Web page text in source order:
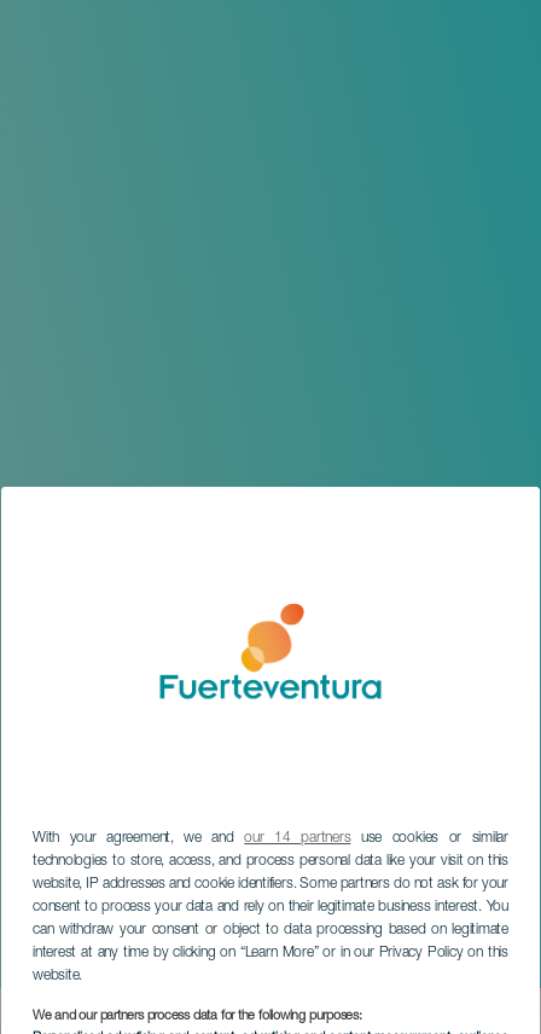
With your agreement, we andour 14 partnersuse cookies or similar
technologies to store, access, and process personal data like your visit on this
website, IP addresses and cookie identifiers. Some partners do not ask for your
consent to process your data and rely on their legitimate business interest. You
can withdraw your consent or object to data processing based on legitimate
interest at any time by clicking on “Learn More” or in our Privacy Policy on this
website.
We and our partners process data for the following purposes:
Omega & Tony Aguilar im
Konzert
FUERTEVENTURA
Imagen